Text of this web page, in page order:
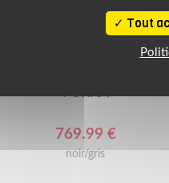
769.99 €
noir/gris
Tout